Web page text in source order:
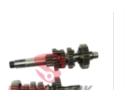
AÑADIR AL
CARRITO